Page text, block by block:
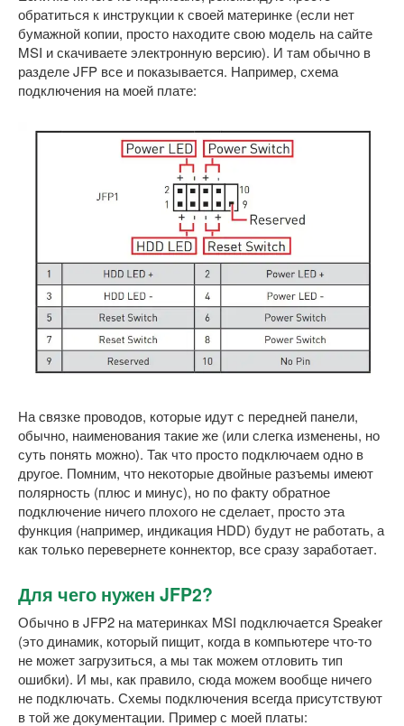
обратиться к инструкции к своей материнке (если нет
бумажной копии, просто находите свою модель на сайте
MSI и скачиваете электронную версию). И там обычно в
разделе JFP все и показывается. Например, схема
подключения на моей плате:
На связке проводов, которые идут с передней панели,
обычно, наименования такие же (или слегка изменены, но
суть понять можно). Так что просто подключаем одно в
другое. Помним, что некоторые двойные разъемы имеют
полярность (плюс и минус), но по факту обратное
подключение ничего плохого не сделает, просто эта
функция (например, индикация HDD) будут не работать, а
как только перевернете коннектор, все сразу заработает.
Для чего нужен JFP2?
Обычно в JFP2 на материнках MSI подключается Speaker
(это динамик, который пищит, когда в компьютере что-то
не может загрузиться, а мы так можем отловить тип
ошибки). И мы, как правило, сюда можем вообще ничего
не подключать. Схемы подключения всегда присутствуют
в той же документации. Пример с моей платы: